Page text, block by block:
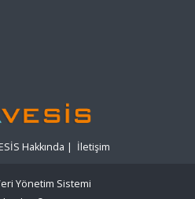
Hakkında | İletişim
Yönetim Sistemi